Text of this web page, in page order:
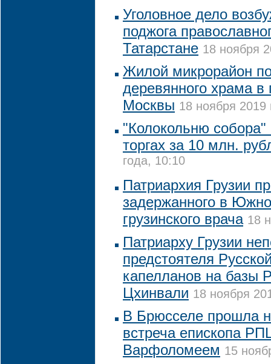
Уголовное дело
поджога
Татарстане 18 ноября
Жилой микрорайон
деревянного храма
Москвы 18 ноября 2019
"Колокольню
торгах за 10 млн.
года, 10:10
Патриархия Грузии
задержанного в
грузинского врача 18
Патриарху Грузии
предстоятеля
капелланов на базы
Цхинвали 18 ноября
В Брюсселе прошла
встреча епископа
Варфоломеем 15